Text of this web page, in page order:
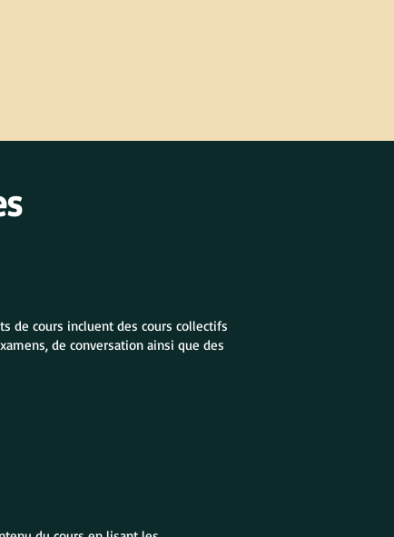
de cours incluent des cours collectifs
de conversation ainsi que des